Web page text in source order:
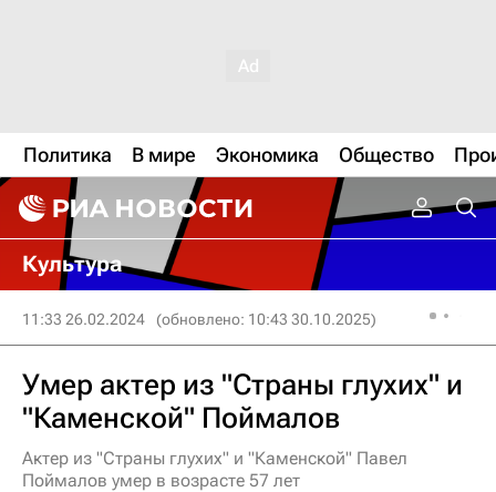
Политика В мире Экономика Общество
Культура
11:33 26.02.2024 (обновлено: 10:43 30.10.2025)
Умер актер из "Страны глухих" и
"Каменской" Поймалов
Актер из "Страны глухих" и "Каменской" Павел
Поймалов умер в возрасте 57 лет